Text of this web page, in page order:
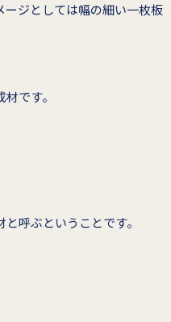
ジとしては幅の細い一枚板
です。
呼ぶということです。